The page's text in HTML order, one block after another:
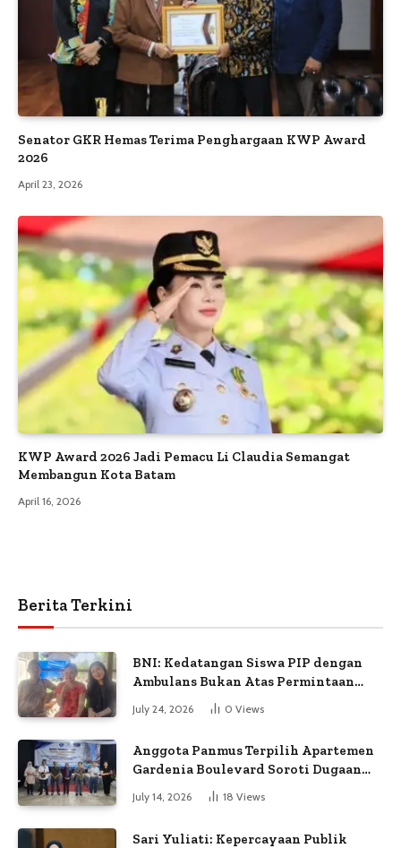
Senator GKR Hemas Terima Penghargaan KWP Award
2026
April 23, 2026
KWP Award 2026 Jadi Pemacu Li Claudia Semangat
Membangun Kota Batam
April 16, 2026
Berita Terkini
BNI: Kedatangan Siswa PIP dengan
Ambulans Bukan Atas Permintaan
July 24, 2026 0 Views
Anggota Panmus Terpilih Apartemen
Gardenia Boulevard Soroti Dugaan
Kejanggalan Voting
July 14, 2026 18 Views
Sari Yuliati: Kepercayaan Publik